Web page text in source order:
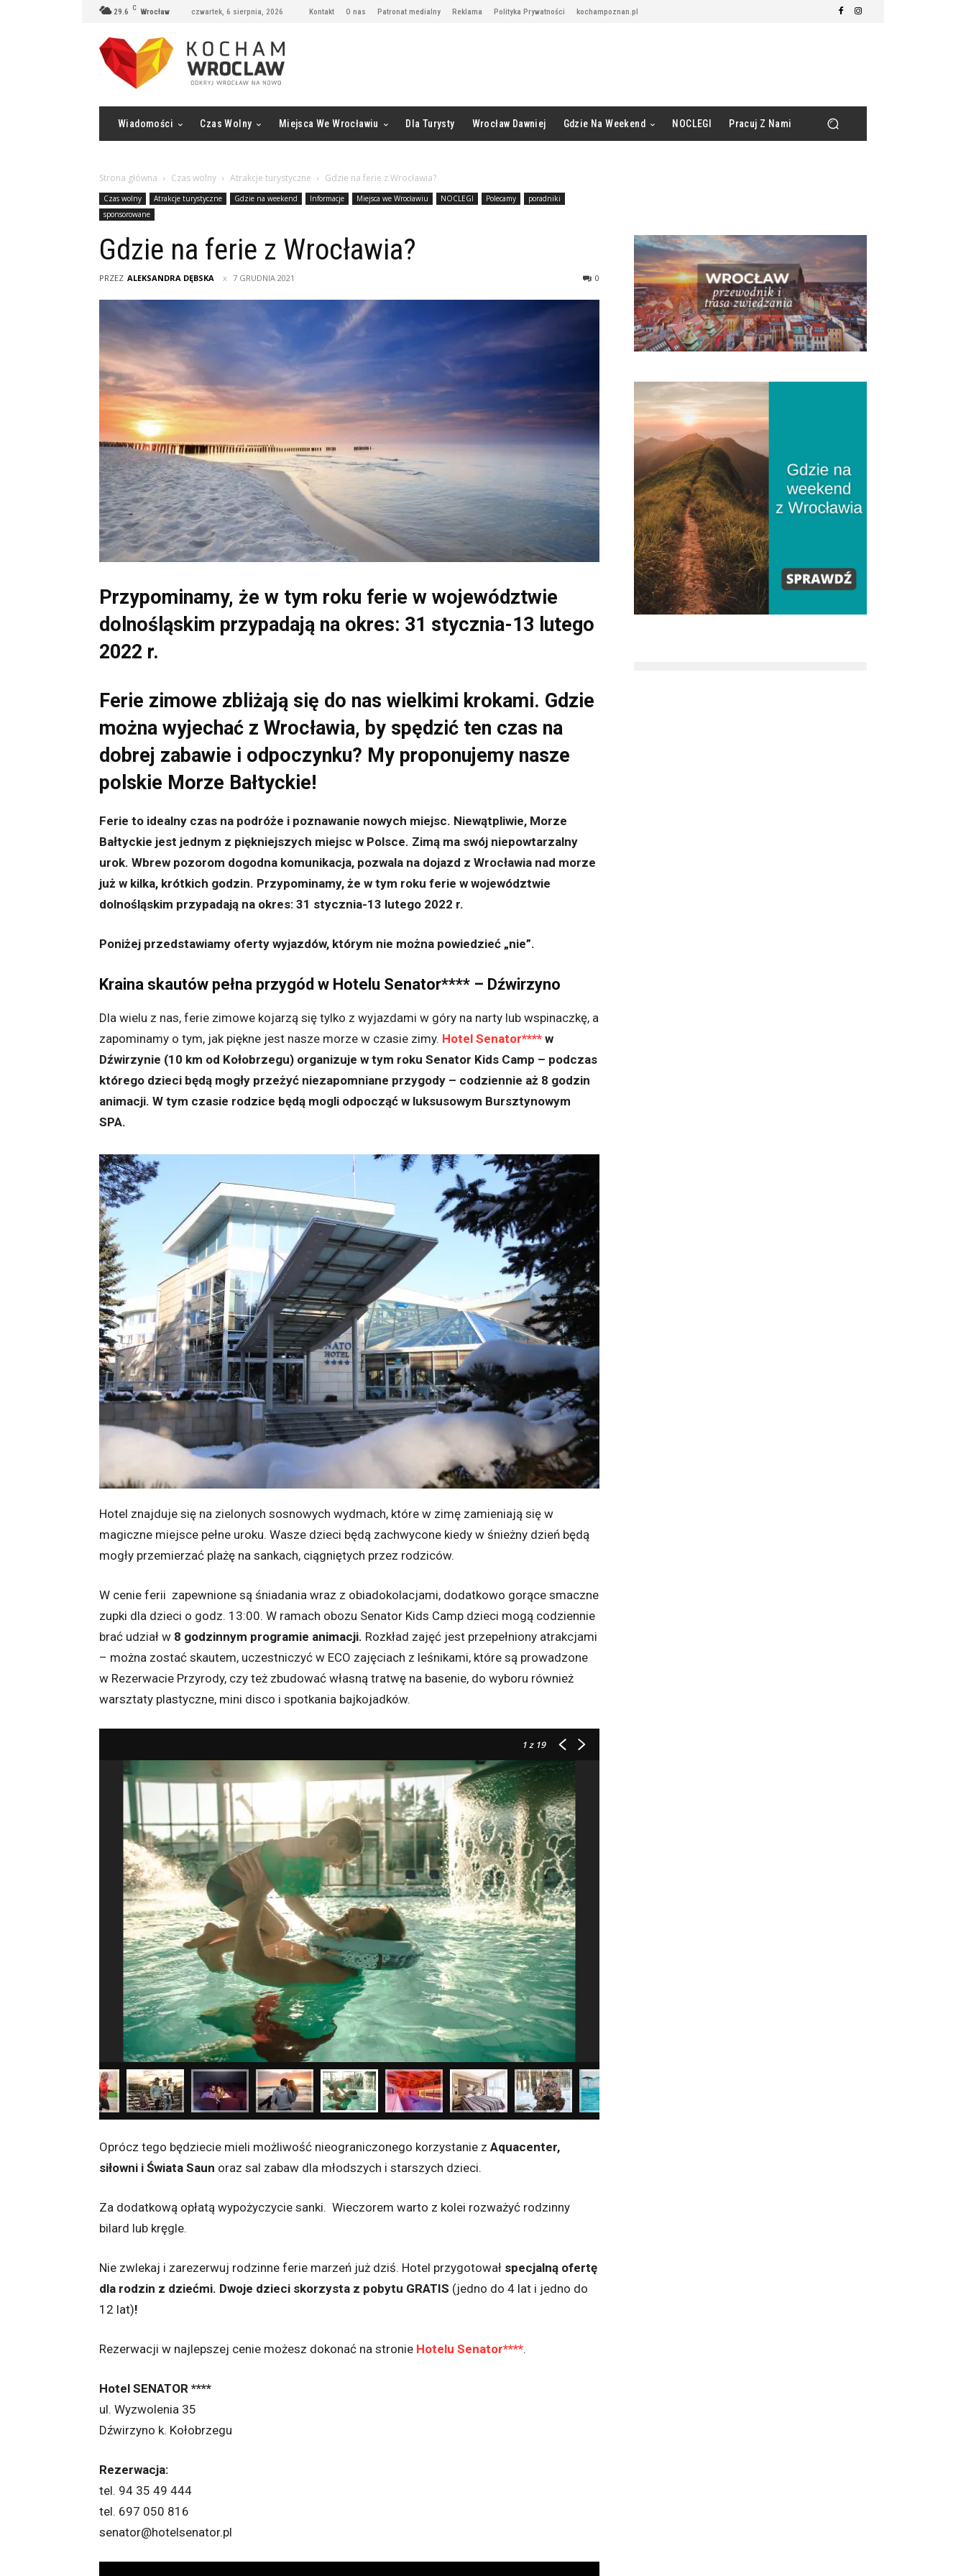
29.6 C Wrocław czwartek, 6 sierpnia, 2026 Kontakt O nas Patronat medialny Reklama Polityka Prywatności kochampoznan.pl
Wiadomości Czas Wolny Miejsca We Wrocławiu Dla Turysty Wrocław Dawniej Gdzie Na Weekend NOCLEGI Pracuj Z Nami
Strona główna Czas wolny Atrakcje turystyczne Gdzie na ferie z Wrocławia?
Czas wolny Atrakcje turystyczne Gdzie na weekend Informacje Miejsca we Wrocławiu NOCLEGI Polecamy
poradniki
sponsorowane
Gdzie na ferie z Wrocławia?
PRZEZ ALEKSANDRA DĘBSKA 7 GRUDNIA 2021 0
Przypominamy, że w tym roku ferie w województwie
dolnośląskim przypadają na okres: 31 stycznia-13 lutego
2022 r.
Ferie zimowe zbliżają się do nas wielkimi krokami. Gdzie
można wyjechać z Wrocławia, by spędzić ten czas na
dobrej zabawie i odpoczynku? My proponujemy nasze
polskie Morze Bałtyckie!
Ferie to idealny czas na podróże i poznawanie nowych miejsc. Niewątpliwie, Morze
Bałtyckie jest jednym z piękniejszych miejsc w Polsce. Zimą ma swój niepowtarzalny
urok. Wbrew pozorom dogodna komunikacja, pozwala na dojazd z Wrocławia nad morze
już w kilka, krótkich godzin. Przypominamy, że w tym roku ferie w województwie
dolnośląskim przypadają na okres: 31 stycznia-13 lutego 2022 r.
Poniżej przedstawiamy oferty wyjazdów, którym nie można powiedzieć „nie”.
Kraina skautów pełna przygód w Hotelu Senator**** – Dźwirzyno
Dla wielu z nas, ferie zimowe kojarzą się tylko z wyjazdami w góry na narty lub wspinaczkę, a
zapominamy o tym, jak piękne jest nasze morze w czasie zimy. Hotel Senator**** w
Dźwirzynie (10 km od Kołobrzegu) organizuje w tym roku Senator Kids Camp – podczas
którego dzieci będą mogły przeżyć niezapomniane przygody – codziennie aż 8 godzin
animacji. W tym czasie rodzice będą mogli odpocząć w luksusowym Bursztynowym
SPA.
Hotel znajduje się na zielonych sosnowych wydmach, które w zimę zamieniają się w
magiczne miejsce pełne uroku. Wasze dzieci będą zachwycone kiedy w śnieżny dzień będą
mogły przemierzać plażę na sankach, ciągniętych przez rodziców.
W cenie ferii zapewnione są śniadania wraz z obiadokolacjami, dodatkowo gorące smaczne
zupki dla dzieci o godz. 13:00. W ramach obozu Senator Kids Camp dzieci mogą codziennie
brać udział w 8 godzinnym programie animacji. Rozkład zajęć jest przepełniony atrakcjami
– można zostać skautem, uczestniczyć w ECO zajęciach z leśnikami, które są prowadzone
w Rezerwacie Przyrody, czy też zbudować własną tratwę na basenie, do wyboru również
warsztaty plastyczne, mini disco i spotkania bajkojadków.
1z 19
Oprócz tego będziecie mieli możliwość nieograniczonego korzystanie z Aquacenter,
siłowni i Świata Saun oraz sal zabaw dla młodszych i starszych dzieci.
Za dodatkową opłatą wypożyczycie sanki. Wieczorem warto z kolei rozważyć rodzinny
bilard lub kręgle.
Nie zwlekaj i zarezerwuj rodzinne ferie marzeń już dziś. Hotel przygotował specjalną ofertę
dla rodzin z dziećmi. Dwoje dzieci skorzysta z pobytu GRATIS (jedno do 4 lat i jedno do
12 lat)!
Rezerwacji w najlepszej cenie możesz dokonać na stronie Hotelu Senator****.
Hotel SENATOR ****
ul. Wyzwolenia 35
Dźwirzyno k. Kołobrzegu
Rezerwacja:
tel. 94 35 49 444
tel. 697 050 816
senator@hotelsenator.pl